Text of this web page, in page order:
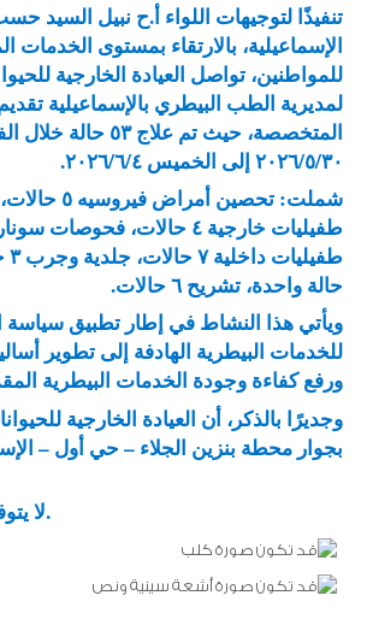
تنفيذًا لتوجيهات اللواء أ.ح نبيل السيد
الإسماعيلية، بالارتقاء بمستوى الخدمات
للمواطنين، تواصل العيادة الخارجية
لمديرية الطب البيطري بالإسماعيلية
المتخصصة، حيث تم
٢٠٢٦/٥/٣٠ إلى الخميس ٢٠٢٦/٦/٤.
حالة واحدة، تشريح ٦ حالات.
ويأتي هذا النشاط في إطار تطبيق سياسة
للخدمات البيطرية الهادفة إلى تطوير
ورفع كفاءة وجودة الخدمات البيطرية
وجديرًا بالذكر، أن العيادة الخارجية
بجوار محطة بنزين الجلاء – حي أول –